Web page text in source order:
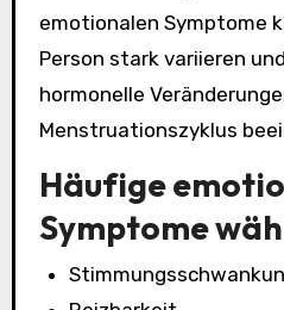
emotionalen Symptome
Person stark variieren
hormonelle
Menstruationszyklus
Häufige
Symptome